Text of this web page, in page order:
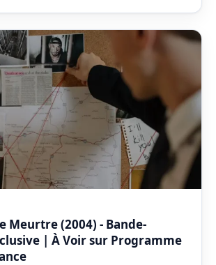
Meurtre (2004) - Bande-
| À Voir sur Programme